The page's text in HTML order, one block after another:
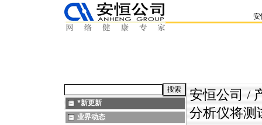
安
*新更新
业界动态
安恒公司 /
分析仪将测